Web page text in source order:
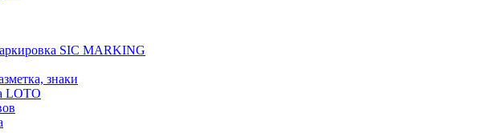
SIC MARKING
знаки
LOTO